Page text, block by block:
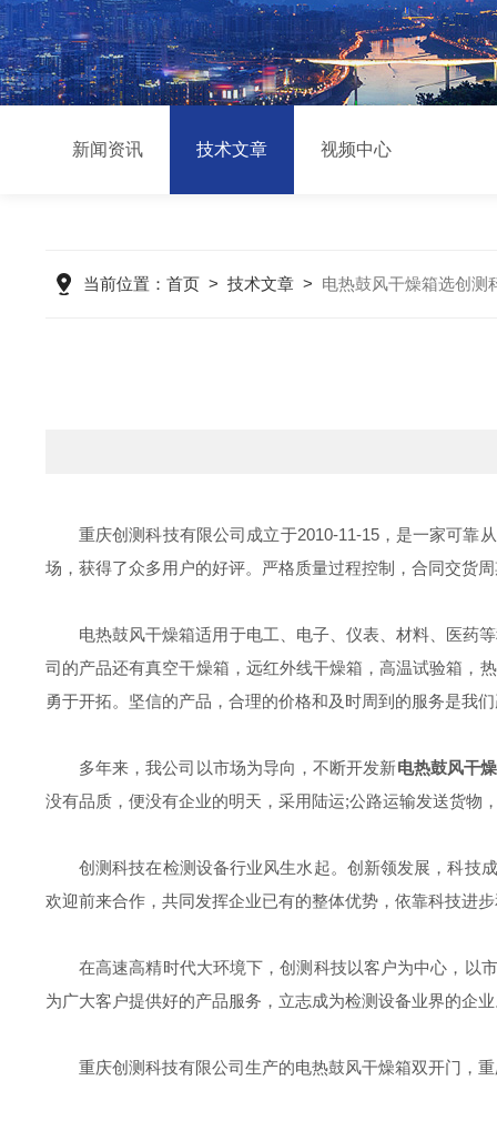
新闻资讯 技术文章 视频中心
当前位置： 首页> 技术文章> 电热鼓风干燥箱选创测
重庆创测科技有限公司成立于2010-11-15，是一家可靠
场，获得了众多用户的好评。严格质量过程控制，合同交货
电热鼓风干燥箱适用于电工、电子、仪表、材料、医药
司的产品还有真空干燥箱，远红外线干燥箱，高温试验箱，
勇于开拓。坚信的产品，合理的价格和及时周到的服务是我
多年来，我公司以市场为导向，不断开发新电热鼓风干
没有品质，便没有企业的明天，采用陆运;公路运输发送货物
创测科技在检测设备行业风生水起。创新领发展，科技
欢迎前来合作，共同发挥企业已有的整体优势，依靠科技进
在高速高精时代大环境下，创测科技以客户为中心，以
为广大客户提供好的产品服务，立志成为检测设备业界的企
重庆创测科技有限公司生产的电热鼓风干燥箱双开门，